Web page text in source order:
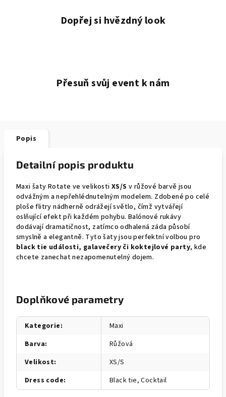
Dopřej si hvězdný look
Přesuň svůj event k nám
Popis
Detailní popis produktu
Maxi šaty Rotate ve velikosti XS/S v růžové barvě jsou
odvážným a nepřehlédnutelným modelem. Zdobené po celé
ploše flitry nádherně odrážejí světlo, čímž vytvářejí
oslňující efekt při každém pohybu. Balónové rukávy
dodávají dramatičnost, zatímco odhalená záda působí
smyslně a elegantně. Tyto šaty jsou perfektní volbou pro
black tie události, galavečery či koktejlové party, kde
chcete zanechat nezapomenutelný dojem.
Doplňkové parametry
Kategorie:
Maxi
Barva:
Růžová
Velikost:
XS/S
Dress code: Black tie, Cocktail